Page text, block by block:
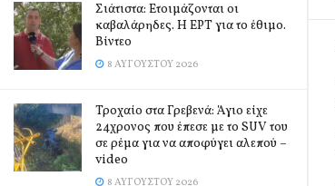
Σιάτιστα: Ετοιμάζονται οι
καβαλάρηδες. Η ΕΡΤ για το έθιμο.
Βίντεο
8 ΑΥΓΟΎΣΤΟΥ 2026
Τροχαίο στα Γρεβενά: Άγιο είχε
24χρονος που έπεσε με το SUV του
σε ρέμα για να αποφύγει αλεπού –
video
8 ΑΥΓΟΎΣΤΟΥ 2026